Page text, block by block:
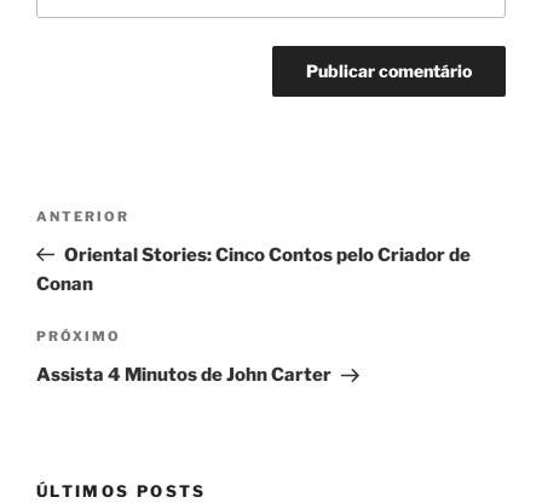
Post
Post
anterior
ANTERIOR
Oriental Stories: Cinco Contos pelo Criador de
Conan
Próximo
post
PRÓXIMO
Assista 4 Minutos de John Carter
ÚLTIMOS POSTS